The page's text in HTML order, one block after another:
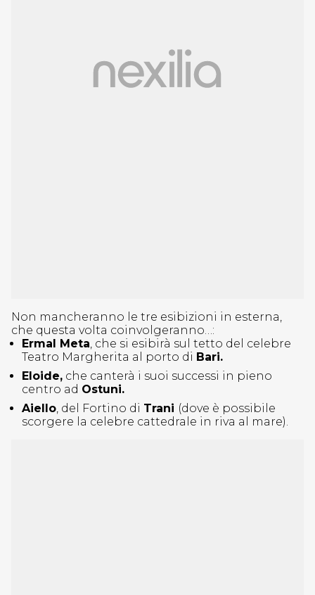
Non mancheranno le tre esibizioni in esterna,
che questa volta coinvolgeranno…:
Ermal Meta, che si esibirà sul tetto del celebre
Teatro Margherita al porto di Bari.
Eloide, che canterà i suoi successi in pieno
centro ad Ostuni.
Aiello, del Fortino di Trani (dove è possibile
scorgere la celebre cattedrale in riva al mare).